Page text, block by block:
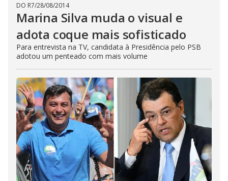
DO R7/28/08/2014
Marina Silva muda o visual e
adota coque mais sofisticado
Para entrevista na TV, candidata à Presidência pelo PSB
adotou um penteado com mais volume